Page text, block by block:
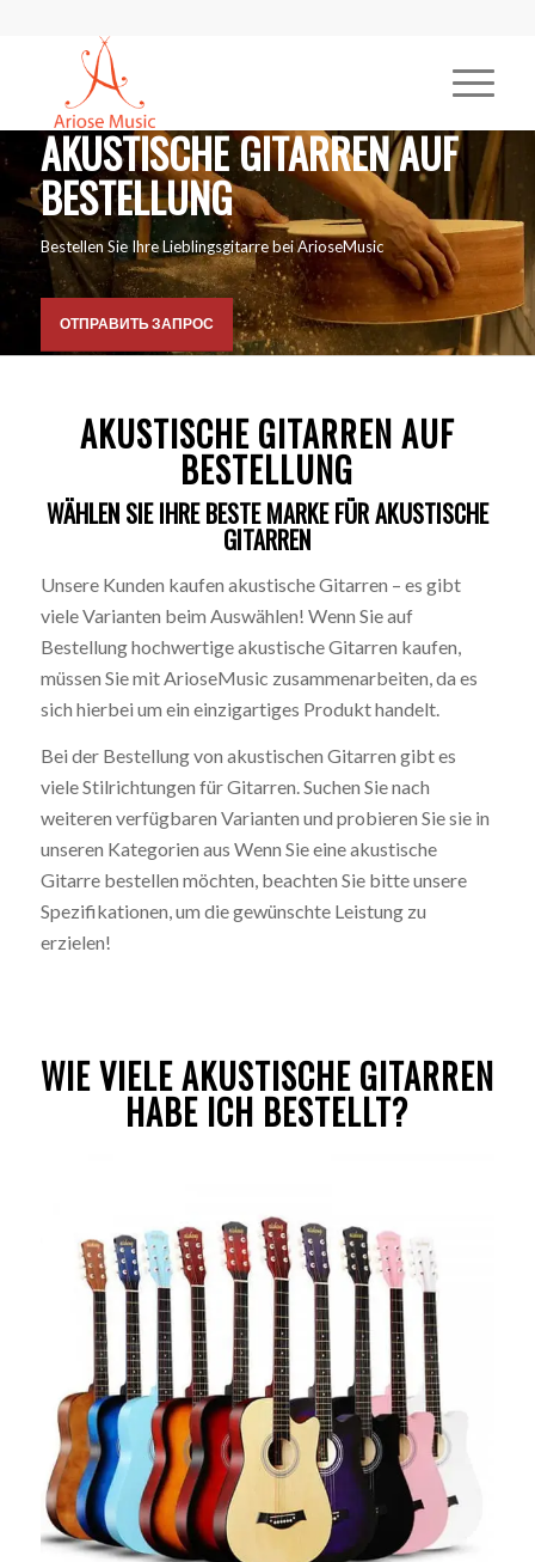
AKUSTISCHE GITARREN AUF
BESTELLUNG
Bestellen Sie Ihre Lieblingsgitarre bei ArioseMusic
ОТПРАВИТЬ ЗАПРОС
AKUSTISCHE GITARREN AUF
BESTELLUNG
WÄHLEN SIE IHRE BESTE MARKE FÜR AKUSTISCHE
GITARREN
Unsere Kunden kaufen akustische Gitarren – es gibt
viele Varianten beim Auswählen! Wenn Sie auf
Bestellung hochwertige akustische Gitarren kaufen,
müssen Sie mit ArioseMusic zusammenarbeiten, da es
sich hierbei um ein einzigartiges Produkt handelt.
Bei der Bestellung von akustischen Gitarren gibt es
viele Stilrichtungen für Gitarren. Suchen Sie nach
weiteren verfügbaren Varianten und probieren Sie sie in
unseren Kategorien aus Wenn Sie eine akustische
Gitarre bestellen möchten, beachten Sie bitte unsere
Spezifikationen, um die gewünschte Leistung zu
erzielen!
WIE VIELE AKUSTISCHE GITARREN
HABE ICH BESTELLT?